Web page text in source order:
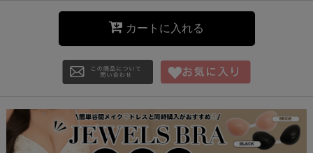
カートに入れる